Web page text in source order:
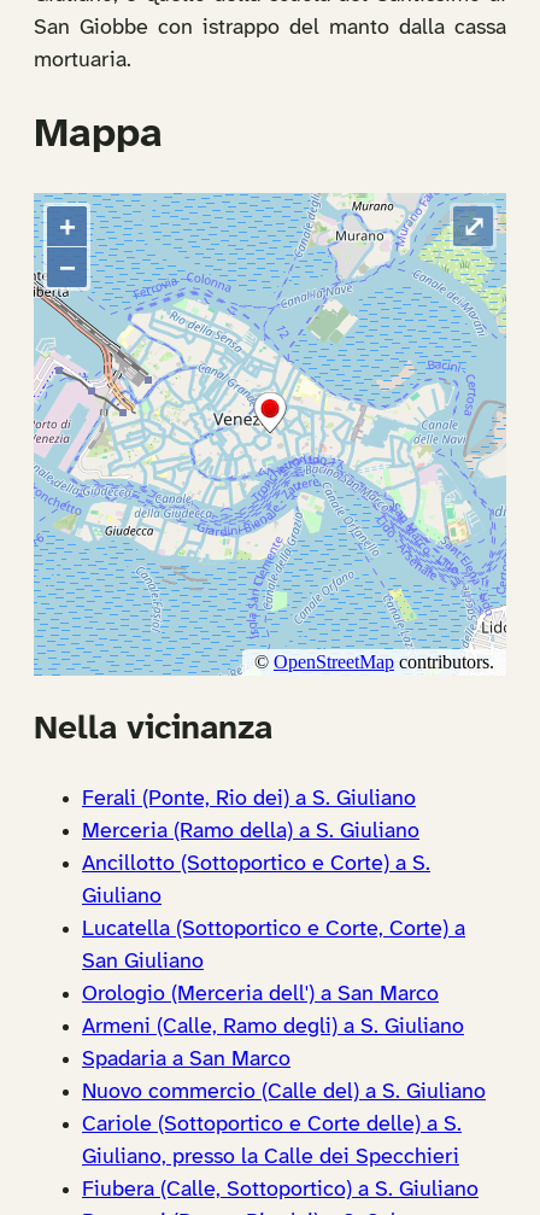
San Giobbe con istrappo del manto dalla cassa
mortuaria.
Mappa
Nella vicinanza
Ferali (Ponte, Rio dei) a S. Giuliano
Merceria (Ramo della) a S. Giuliano
Ancillotto (Sottoportico e Corte) a S.
Giuliano
Lucatella (Sottoportico e Corte, Corte) a
San Giuliano
Orologio (Merceria dell') a San Marco
Armeni (Calle, Ramo degli) a S. Giuliano
Spadaria a San Marco
Nuovo commercio (Calle del) a S. Giuliano
Cariole (Sottoportico e Corte delle) a S.
Giuliano, presso la Calle dei Specchieri
Fiubera (Calle, Sottoportico) a S. Giuliano